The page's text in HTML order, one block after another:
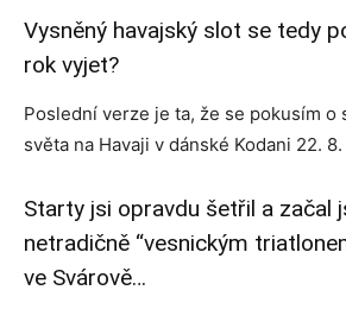
Vysněný havajský slot se tedy
rok vyjet?
Poslední verze je ta, že se pokusím o
světa na Havaji v dánské Kodani 22. 8.
Starty jsi opravdu šetřil a začal
netradičně “vesnickým
ve Svárově…